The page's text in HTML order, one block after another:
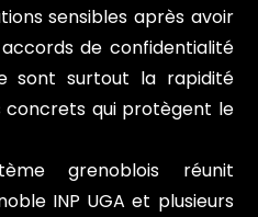
sensibles après avoir
de confidentialité
sont surtout la rapidité
concrets qui protègent le
grenoblois réunit
INP UGA et plusieurs